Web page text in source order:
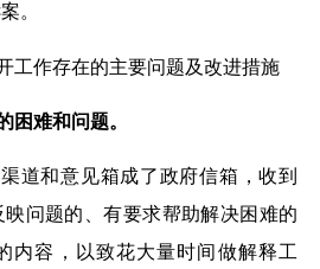
。
工作存在的主要问题及改进措施
困难和问题。
道和意见箱成了政府信箱，收到
问题的、有要求帮助解决困难的
内容，以致花大量时间做解释工